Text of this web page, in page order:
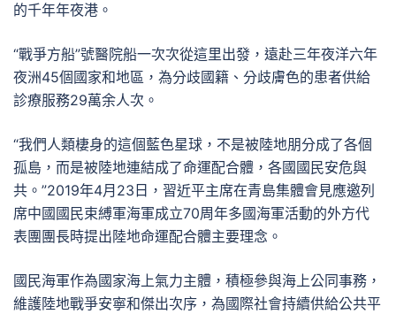
的千年年夜港。
“戰爭方船”號醫院船一次次從這里出發，遠赴三年夜洋六年
夜洲45個國家和地區，為分歧國籍、分歧膚色的患者供給
診療服務29萬余人次。
“我們人類棲身的這個藍色星球，不是被陸地朋分成了各個
孤島，而是被陸地連結成了命運配合體，各國國民安危與
共。”2019年4月23日，習近平主席在青島集體會見應邀列
席中國國民束縛軍海軍成立70周年多國海軍活動的外方代
表團團長時提出陸地命運配合體主要理念。
國民海軍作為國家海上氣力主體，積極參與海上公同事務，
維護陸地戰爭安寧和傑出次序，為國際社會持續供給公共平